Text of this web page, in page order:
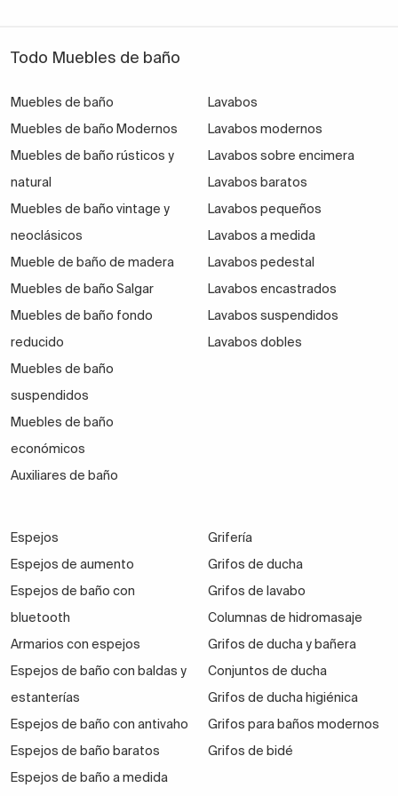
Todo Muebles de baño
Muebles de baño
Muebles de baño Modernos
Muebles de baño rústicos y
natural
Muebles de baño vintage y
neoclásicos
Mueble de baño de madera
Muebles de baño Salgar
Muebles de baño fondo
reducido
Muebles de baño
suspendidos
Muebles de baño
económicos
Auxiliares de baño
Lavabos
Lavabos modernos
Lavabos sobre encimera
Lavabos baratos
Lavabos pequeños
Lavabos a medida
Lavabos pedestal
Lavabos encastrados
Lavabos suspendidos
Lavabos dobles
Espejos
Espejos de aumento
Espejos de baño con
bluetooth
Armarios con espejos
Espejos de baño con baldas y
estanterías
Espejos de baño con antivaho
Espejos de baño baratos
Espejos de baño a medida
Grifería
Grifos de ducha
Grifos de lavabo
Columnas de hidromasaje
Grifos de ducha y bañera
Conjuntos de ducha
Grifos de ducha higiénica
Grifos para baños modernos
Grifos de bidé